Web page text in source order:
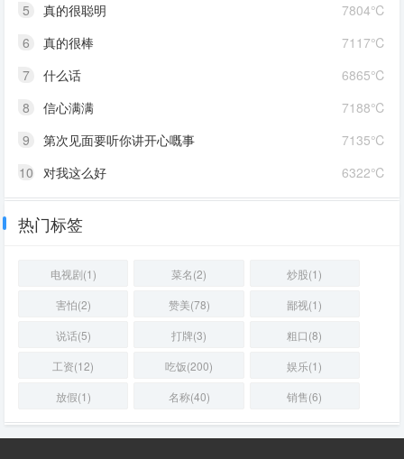
7804℃
5
真的很聪明
7117℃
6
真的很棒
6865℃
7
什么话
7188℃
8
信心满满
7135℃
9
第次见面要听你讲开心嘅事
6322℃
10 对我这么好
热门标签
电视剧(1) 菜名(2)
炒股(1)
害怕(2)
赞美(78)
鄙视(1)
说话(5)
打牌(3)
粗口(8)
工资(12)
吃饭(200)
娱乐(1)
放假(1)
名称(40) 销售(6)